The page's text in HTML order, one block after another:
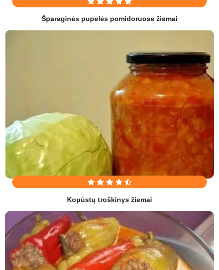
Šparaginės pupelės pomidoruose žiemai
Kopūstų troškinys žiemai